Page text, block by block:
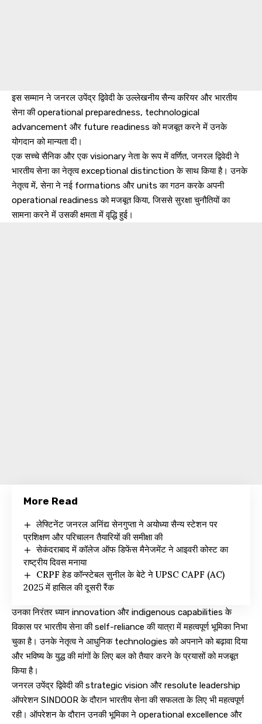
इस सम्मान ने जनरल उपेंद्र द्विवेदी के उल्लेखनीय सैन्य करियर और भारतीय
सेना की operational preparedness, technological
advancement और future readiness को मजबूत करने में उनके
योगदान को मान्यता दी।
एक सच्चे सैनिक और एक visionary नेता के रूप में वर्णित, जनरल द्विवेदी ने
भारतीय सेना का नेतृत्व exceptional distinction के साथ किया है। उनके
नेतृत्व में, सेना ने नई formations और units का गठन करके अपनी
operational readiness को मजबूत किया, जिससे सुरक्षा चुनौतियों का
सामना करने में उसकी क्षमता में वृद्धि हुई।
More Read
लेफ्टिनेंट जनरल अनिंद्य सेनगुप्ता ने अयोध्या सैन्य स्टेशन पर
प्रशिक्षण और परिचालन तैयारियों की समीक्षा की
सेकंदराबाद में कॉलेज ऑफ डिफेंस मैनेजमेंट ने आइवरी कोस्ट का
राष्ट्रीय दिवस मनाया
CRPF हेड कॉन्स्टेबल सुनील के बेटे ने UPSC CAPF (AC)
2025 में हासिल की दूसरी रैंक
उनका निरंतर ध्यान innovation और indigenous capabilities के
विकास पर भारतीय सेना की self-reliance की यात्रा में महत्वपूर्ण भूमिका निभा
चुका है। उनके नेतृत्व ने आधुनिक technologies को अपनाने को बढ़ावा दिया
और भविष्य के युद्ध की मांगों के लिए बल को तैयार करने के प्रयासों को मजबूत
किया है।
जनरल उपेंद्र द्विवेदी की strategic vision और resolute leadership
ऑपरेशन SINDOOR के दौरान भारतीय सेना की सफलता के लिए भी महत्वपूर्ण
रही। ऑपरेशन के दौरान उनकी भूमिका ने operational excellence और